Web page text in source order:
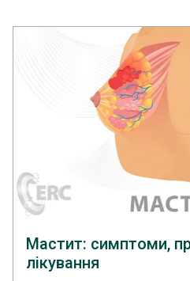
Мастит: симптоми,
лікування